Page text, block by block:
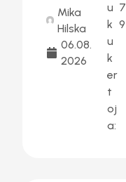
Mika
Hilska
06.08.
2026
u
k
u
k
er
t
oj
a:
7
9